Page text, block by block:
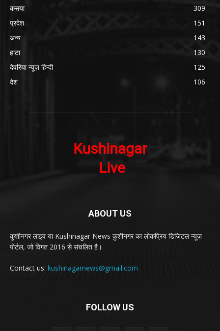
कसया
309
प्रदेश
151
अन्य
143
हाटा
130
देवरिया न्यूज़ हिन्दी
125
देश
106
ABOUT US
कुशीनगर लाइव या Kushinagar News कुशीनगर का लोकप्रिय डिजिटल न्यूज़
पोर्टल, जो विगत 2016 से संचलित है।
Contact us: kushinagarnews@gmail.com
FOLLOW US